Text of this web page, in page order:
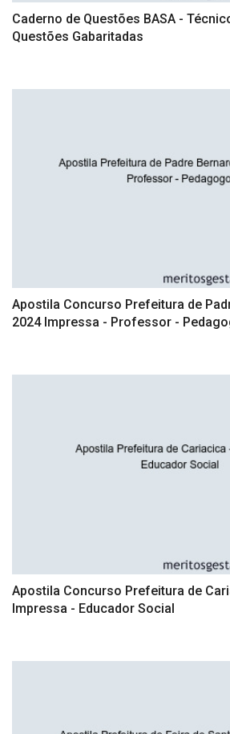
Caderno de Questões BASA -
Questões Gabaritadas
Apostila Concurso Prefeitura de
2024 Impressa - Professor -
Apostila Concurso Prefeitura de
Impressa - Educador Social